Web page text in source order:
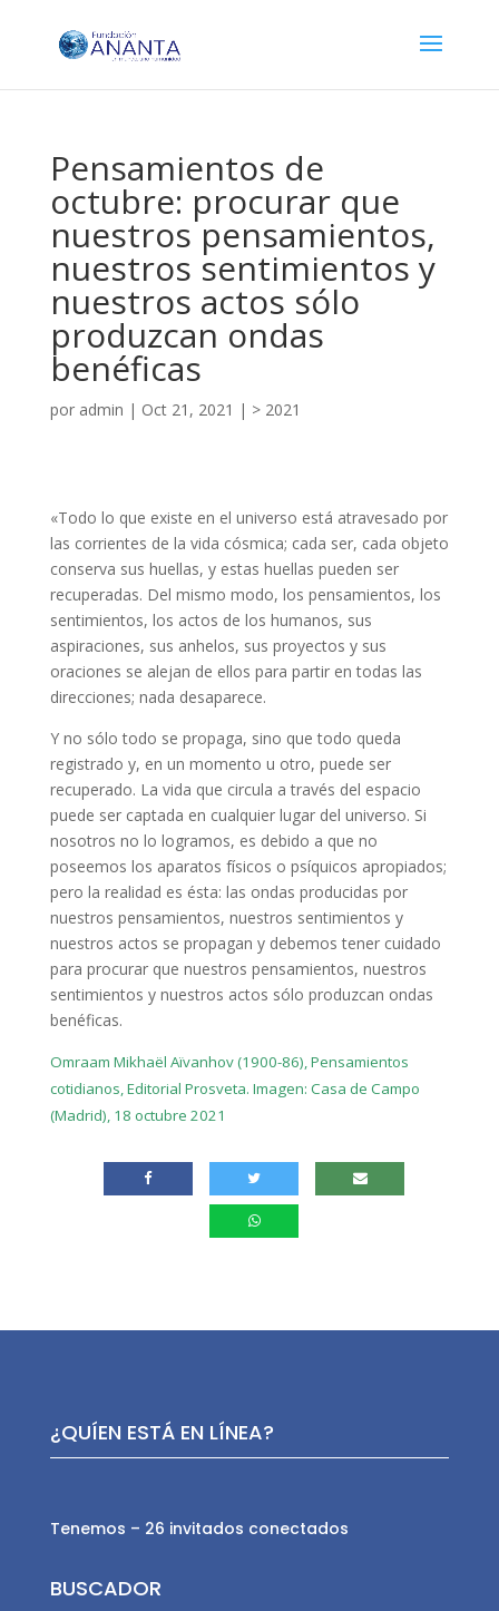
Pensamientos de
octubre: procurar que
nuestros pensamientos,
nuestros sentimientos y
nuestros actos sólo
produzcan ondas
benéficas
por admin | Oct 21, 2021 | > 2021
«Todo lo que existe en el universo está atravesado por
las corrientes de la vida cósmica; cada ser, cada objeto
conserva sus huellas, y estas huellas pueden ser
recuperadas. Del mismo modo, los pensamientos, los
sentimientos, los actos de los humanos, sus
aspiraciones, sus anhelos, sus proyectos y sus
oraciones se alejan de ellos para partir en todas las
direcciones; nada desaparece.
Y no sólo todo se propaga, sino que todo queda
registrado y, en un momento u otro, puede ser
recuperado. La vida que circula a través del espacio
puede ser captada en cualquier lugar del universo. Si
nosotros no lo logramos, es debido a que no
poseemos los aparatos físicos o psíquicos apropiados;
pero la realidad es ésta: las ondas producidas por
nuestros pensamientos, nuestros sentimientos y
nuestros actos se propagan y debemos tener cuidado
para procurar que nuestros pensamientos, nuestros
sentimientos y nuestros actos sólo produzcan ondas
benéficas.
Omraam Mikhaël Aïvanhov (1900-86), Pensamientos
cotidianos, Editorial Prosveta. Imagen: Casa de Campo
(Madrid), 18 octubre 2021
¿QUÍEN ESTÁ EN LÍNEA?
Tenemos – 26 invitados conectados
BUSCADOR